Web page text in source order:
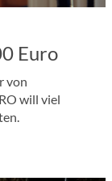
Euro
von
will viel